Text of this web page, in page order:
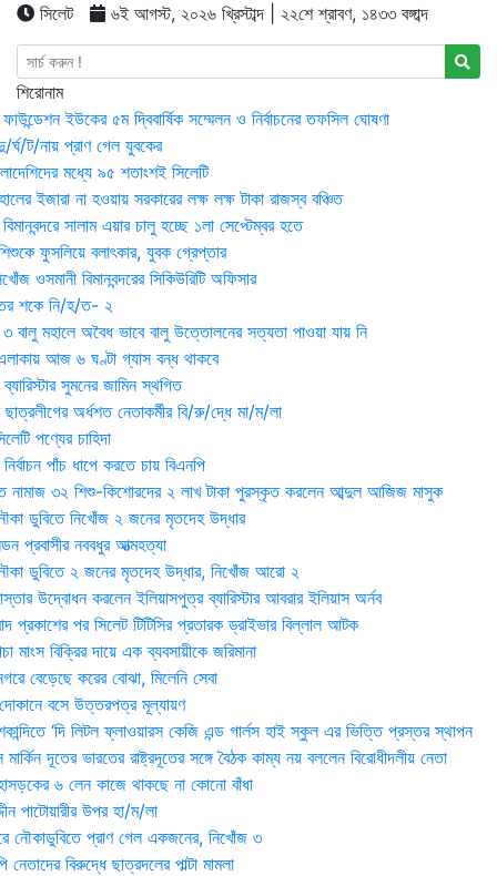
সিলেট ৬ই আগস্ট, ২০২৬ খ্রিস্টাব্দ | ২২শে শ্রাবণ, ১৪৩৩ বঙ্গাব্দ
শিরোনাম
ইউকের ৫ম দ্বিবার্ষিক সম্মেলন ও নির্বাচনের তফসিল ঘোষণা
ট/নায় প্রাণ গেল যুবকের
মধ্যে ৯৫ শতাংশই সিলেটি
ইজারা না হওয়ায় সরকারের লক্ষ লক্ষ টাকা রাজস্ব বঞ্চিত
সালাম এয়ার চালু হচ্ছে ১লা সেপ্টেম্বর হতে
ফুসলিয়ে বলাৎকার, যুবক গ্রেপ্তার
ওসমানী বিমানবন্দরের সিকিউরিটি অফিসার
শকে নি/হ/ত- ২
বালু মহালে অবৈধ ভাবে বালু উত্তোলনের সত্যতা পাওয়া যায় নি
আজ ৬ ঘণ্টা গ্যাস বন্ধ থাকবে
সুমনের জামিন স্থগিত
ছাত্রলীগের অর্ধশত নেতাকর্মীর বি/রু/দ্ধে মা/ম/লা
পণ্যের চাহিদা
পাঁচ ধাপে করতে চায় বিএনপি
নামাজ ৩২ শিশু-কিশোরদের ২ লাখ টাকা পুরস্কৃত করলেন আব্দুল আজিজ মাসুক
ডুবিতে নিখোঁজ ২ জনের মৃতদেহ উদ্ধার
প্রবাসীর নববধুর আত্মহত্যা
ডুবিতে ২ জনের মৃতদেহ উদ্ধার, নিখোঁজ আরো ২
উদ্বোধন করলেন ইলিয়াসপুত্র ব্যারিস্টার আবরার ইলিয়াস অর্নব
প্রকাশের পর সিলেট টিটিসির প্রতারক ড্রাইভার বিল্লাল আটক
মাংস বিক্রির দায়ে এক ব্যবসায়ীকে জরিমানা
বেড়েছে করের বোঝা, মিলেনি সেবা
বসে উত্তরপত্র মূল্যায়ণ
‘দি লিটল ফ্লাওয়ারস কেজি এন্ড গার্লস হাই স্কুল এর ভিত্তি প্রস্তর স্থাপন
দূতের ভারতের রাষ্ট্রদূতের সঙ্গে বৈঠক কাম্য নয় বললেন বিরোধীদলীয় নেতা
৬ লেন কাজে থাকছে না কোনো বাঁধা
পাটোয়ারীর উপর হা/ম/লা
নৌকাডুবিতে প্রাণ গেল একজনের, নিখোঁজ ৩
নেতাদের বিরুদ্ধে ছাত্রদলের পাল্টা মামলা